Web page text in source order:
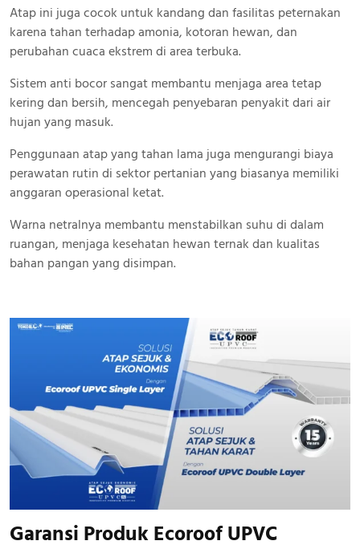
Atap ini juga cocok untuk kandang dan fasilitas peternakan
karena tahan terhadap amonia, kotoran hewan, dan
perubahan cuaca ekstrem di area terbuka.
Sistem anti bocor sangat membantu menjaga area tetap
kering dan bersih, mencegah penyebaran penyakit dari air
hujan yang masuk.
Penggunaan atap yang tahan lama juga mengurangi biaya
perawatan rutin di sektor pertanian yang biasanya memiliki
anggaran operasional ketat.
Warna netralnya membantu menstabilkan suhu di dalam
ruangan, menjaga kesehatan hewan ternak dan kualitas
bahan pangan yang disimpan.
Garansi Produk Ecoroof UPVC